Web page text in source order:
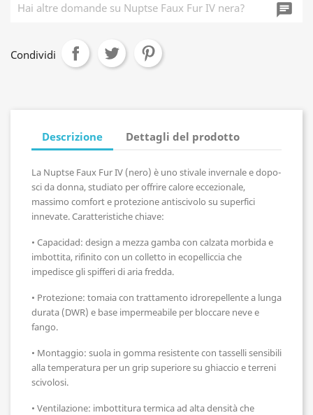
Condividi
Descrizione Dettagli del prodotto
La Nuptse Faux Fur IV (nero) è uno stivale invernale e dopo-
sci da donna, studiato per offrire calore eccezionale,
massimo comfort e protezione antiscivolo su superfici
innevate. Caratteristiche chiave:
• Capacidad: design a mezza gamba con calzata morbida e
imbottita, rifinito con un colletto in ecopelliccia che
impedisce gli spifferi di aria fredda.
• Protezione: tomaia con trattamento idrorepellente a lunga
durata (DWR) e base impermeabile per bloccare neve e
fango.
• Montaggio: suola in gomma resistente con tasselli sensibili
alla temperatura per un grip superiore su ghiaccio e terreni
scivolosi.
• Ventilazione: imbottitura termica ad alta densità che